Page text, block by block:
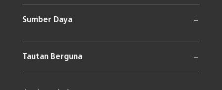
Sumber Daya
Tautan Berguna